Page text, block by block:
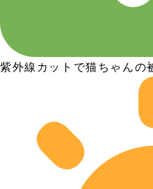
紫外線カットで猫ちゃんの